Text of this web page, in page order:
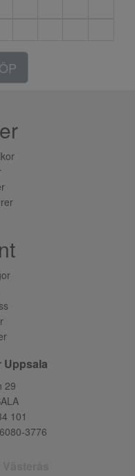
29
101
3776